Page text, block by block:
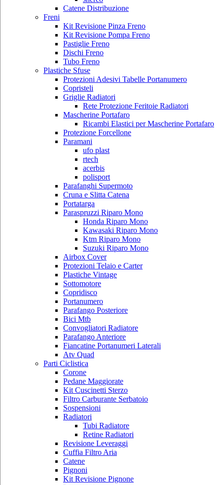
Catene Distribuzione
Freni
Kit Revisione Pinza Freno
Kit Revisione Pompa Freno
Pastiglie Freno
Dischi Freno
Tubo Freno
Plastiche Sfuse
Protezioni Adesivi Tabelle Portanumero
Copristeli
Griglie Radiatori
Rete Protezione Feritoie Radiatori
Mascherine Portafaro
Ricambi Elastici per Mascherine Portafaro
Protezione Forcellone
Paramani
ufo plast
rtech
acerbis
polisport
Parafanghi Supermoto
Cruna e Slitta Catena
Portatarga
Paraspruzzi Riparo Mono
Honda Riparo Mono
Kawasaki Riparo Mono
Ktm Riparo Mono
Suzuki Riparo Mono
Airbox Cover
Protezioni Telaio e Carter
Plastiche Vintage
Sottomotore
Copridisco
Portanumero
Parafango Posteriore
Bici Mtb
Convogliatori Radiatore
Parafango Anteriore
Fiancatine Portanumeri Laterali
Atv Quad
Parti Ciclistica
Corone
Pedane Maggiorate
Kit Cuscinetti Sterzo
Filtro Carburante Serbatoio
Sospensioni
Radiatori
Tubi Radiatore
Retine Radiatori
Revisione Leveraggi
Cuffia Filtro Aria
Catene
Pignoni
Kit Revisione Pignone